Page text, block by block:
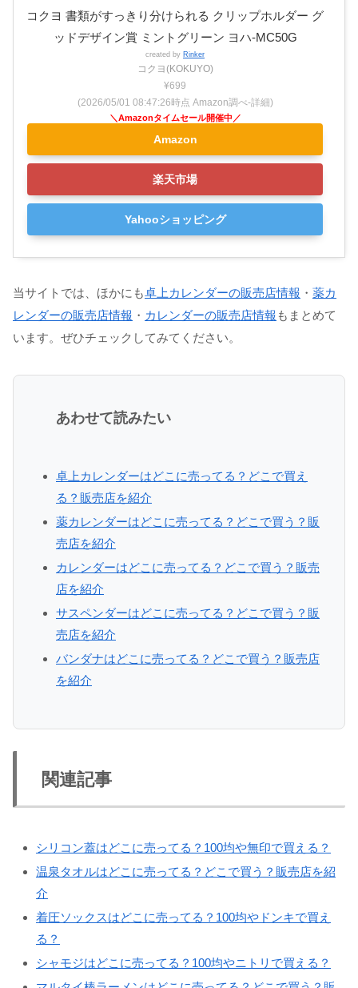
コクヨ 書類がすっきり分けられる クリップホルダー グ
ッドデザイン賞 ミントグリーン ヨハ-MC50G
created by Rinker
コクヨ(KOKUYO)
¥699
(2026/05/01 08:47:26時点 Amazon調べ-詳細)
Amazon
楽天市場
Yahooショッピング
当サイトでは、ほかにも卓上カレンダーの販売店情報 ・ 薬カ
レンダーの販売店情報 ・ カレンダーの販売店情報 もまとめて
います。ぜひチェックしてみてください。
あわせて読みたい
卓上カレンダーはどこに売ってる？どこで買え
る？販売店を紹介
薬カレンダーはどこに売ってる？どこで買う？販
売店を紹介
カレンダーはどこに売ってる？どこで買う？販売
店を紹介
サスペンダーはどこに売ってる？どこで買う？販
売店を紹介
バンダナはどこに売ってる？どこで買う？販売店
を紹介
関連記事
シリコン蓋はどこに売ってる？100均や無印で買える？
温泉タオルはどこに売ってる？どこで買う？販売店を紹
介
着圧ソックスはどこに売ってる？100均やドンキで買え
る？
シャモジはどこに売ってる？100均やニトリで買える？